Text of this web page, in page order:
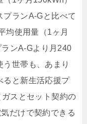
ランA-Gと比べて
均使用量（1ヶ月
ンA-Gより月240
世帯も、あまり
ると新生活応援プ
スとセット契約の
だけで契約できる